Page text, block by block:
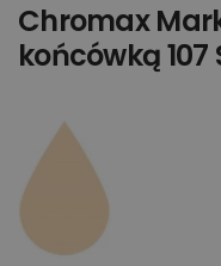
Chromax
końcówką 107